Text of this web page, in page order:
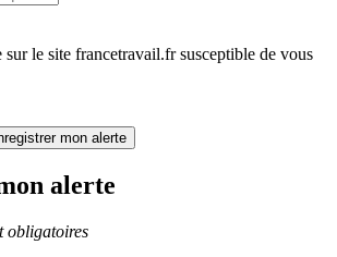
le site francetravail.fr susceptible de vous
mon alerte
alerte
obligatoires